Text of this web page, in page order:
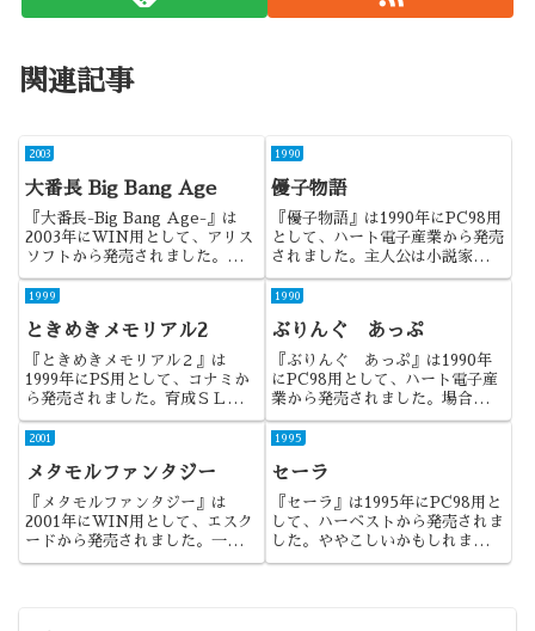
関連記事
2003
大番長 Big Bang Age
『大番長-Big Bang Age-』は
2003年にWIN用として、アリス
ソフトから発売されました。大～
シリーズの2作目になります。前
作から経営色と陵辱要素がなくな
より、万人向けになった作品でし
た。
1990
優子物語
『優子物語』は1990年にPC98用
として、ハート電子産業から発売
されました。主人公は小説家であ
り、弟子入りしてきた優子を官能
小説家として育てるのが目的とな
1999
ときめきメモリアル2
『ときめきメモリアル２』は
1999年にPS用として、コナミか
ら発売されました。育成ＳＬＧの
続編ですね。ヒロインが名前を呼
たものです。
1990
ぶりんぐ あっぷ
『ぶりんぐ あっぷ』は1990年
にPC98用として、ハート電子産
業から発売されました。場合によ
かもしれない、ちょっとした違い
した。
2001
メタモルファンタジー
『メタモルファンタジー』は
2001年にWIN用として、エスク
ードから発売されました。一般層
1995
セーラ
『セーラ』は1995年にPC98用と
して、ハーベストから発売されま
した。ややこしいかもしれません